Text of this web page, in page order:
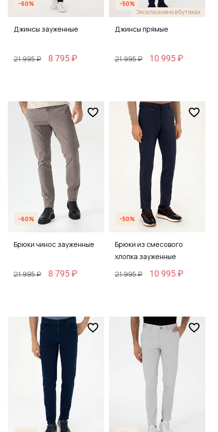
-60%
Джинсы зауженные
21 995 ₽ 8 795 ₽
-50%
Эксклюзивно в бутиках
Джинсы прямые
21 995 ₽ 10 995 ₽
-60%
Брюки чинос зауженные
21 995 ₽ 8 795 ₽
-50%
Брюки из смесового
хлопка зауженные
21 995 ₽
10 995 ₽